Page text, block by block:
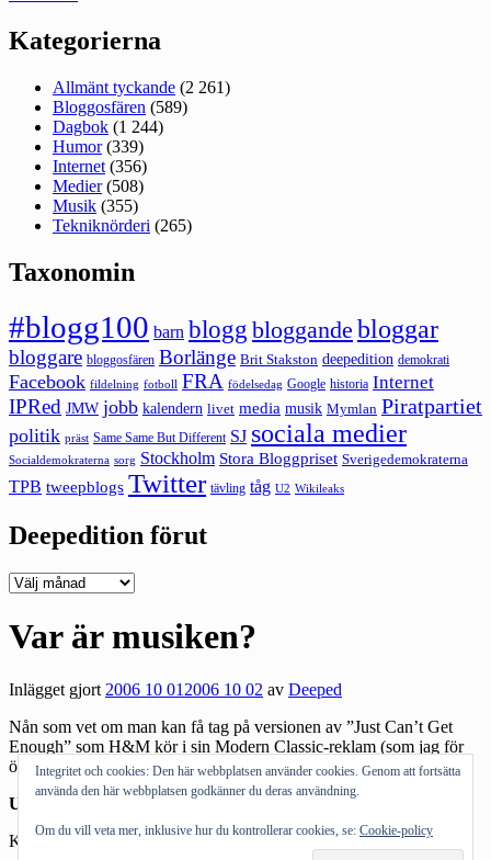
Kategorierna
Allmänt tyckande (2 261)
Bloggosfären (589)
Dagbok (1 244)
Humor(339)
Internet (356)
Medier(508)
Musik (355)
Tekniknörderi (265)
Taxonomin
#blogg100 barn blogg bloggande bloggar
bloggare bloggosfären Borlänge Brit Stakston deepedition demokrati
Facebook fildelning fotboll FRA födelsedag Google historia Internet
IPRed JMW jobb kalendern livet media musik Mymlan Piratpartiet
politik präst Same Same But Different SJ sociala medier
Socialdemokraterna sorg Stockholm Stora Bloggpriset Sverigedemokraterna
TPB tweepblogs Twitter tävling tåg U2 Wikileaks
Deepedition förut
Deepedition
Var är musiken?
Inlägget gjort2006 10 012006 10 02 av Deeped
Nån som vet om man kan få tag på versionen av ”Just Can’t Get
Enough” som H&M kör i sin Modern Classic-reklam (som jag för
övrigt tokälskar)?
Uppdatering:
Hittat den. Jodå. Finns därute :)
Kategorier: Musik
Integritet och cookies: Den här webbplatsen använder cookies. Genom att fortsätta
använda den här webbplatsen godkänner du deras användning.
Om du vill veta mer, inklusive hur du kontrollerar cookies, se: Cookie-policy